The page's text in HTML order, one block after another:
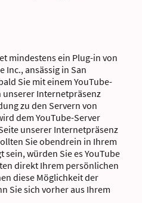
mindestens ein Plug-in von
Inc., ansässig in San
Sie mit einem YouTube-
unserer Internetpräsenz
zu den Servern von
dem YouTube-Server
unserer Internetpräsenz
Sie obendrein in Ihrem
sein, würden Sie es YouTube
direkt Ihrem persönlichen
diese Möglichkeit der
Sie sich vorher aus Ihrem